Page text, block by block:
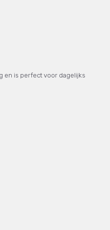
en is perfect voor dagelijks